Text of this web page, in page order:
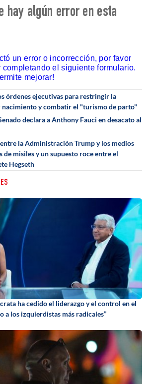
algún error en esta
un error o incorrección, por favor
completando el siguiente formulario.
mejorar!
órdenes ejecutivas para restringir la
nacimiento y combatir el "turismo de parto"
declara a Anthony Fauci en desacato al
la Administración Trump y los medios
de misiles y un supuesto roce entre el
Hegseth
ha cedido el liderazgo y el control en el
a los izquierdistas más radicales”